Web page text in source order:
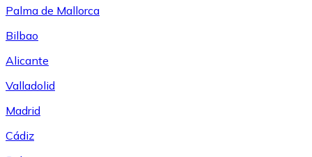
Palma de Mallorca
Bilbao
Alicante
Valladolid
Madrid
Cádiz